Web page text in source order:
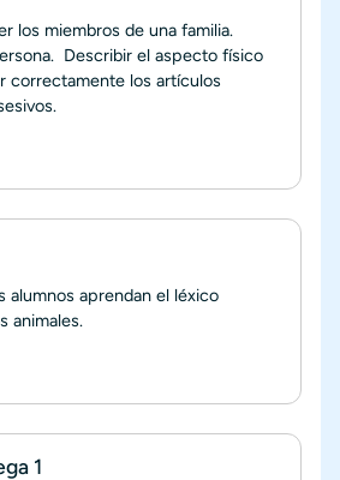
los miembros de una familia.
Describir el aspecto físico
correctamente los artículos
alumnos aprendan el léxico
animales.
1